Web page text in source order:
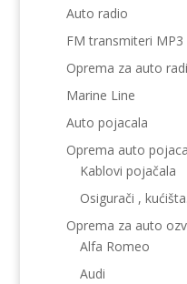
Auto radio
FM transmiteri MP3
Oprema za auto
Marine Line
Auto pojacala
Oprema auto
Kablovi pojačala
Osigurači ,
Oprema za auto
Alfa Romeo
Audi